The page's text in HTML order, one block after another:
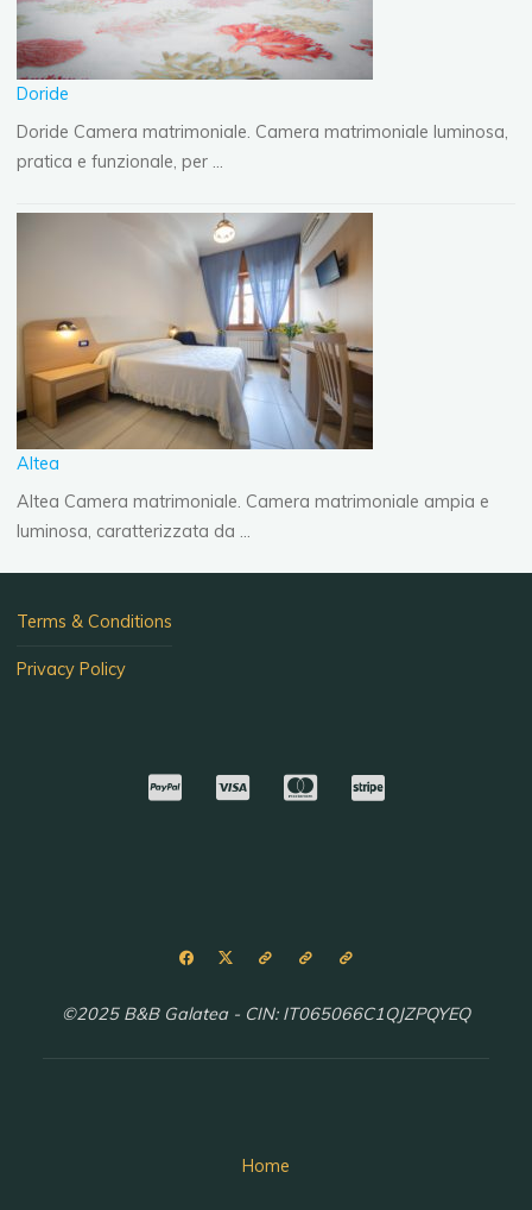
Doride
Doride Camera matrimoniale. Camera matrimoniale luminosa,
pratica e funzionale, per …
Altea
Altea Camera matrimoniale. Camera matrimoniale ampia e
luminosa, caratterizzata da …
Terms & Conditions
Privacy Policy
©2025 B&B Galatea - CIN: IT065066C1QJZPQYEQ
Home